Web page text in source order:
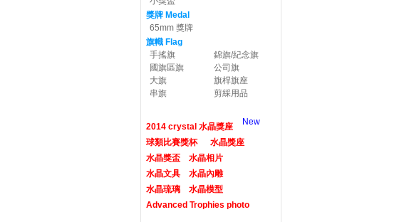
獎牌 Medal
65mm 獎牌
旗幟 Flag
手搖旗
錦旗/紀念旗
國旗區旗
公司旗
大旗
旗桿旗座
串旗
剪綵用品
2014 crystal 水晶獎座 New
球類比賽獎杯
水晶獎座
水晶獎盃
水晶相片
水晶文具
水晶內雕
水晶琉璃
水晶模型
Advanced Trophies photo